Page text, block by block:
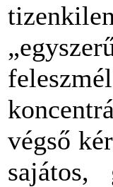
végső
sajátos,